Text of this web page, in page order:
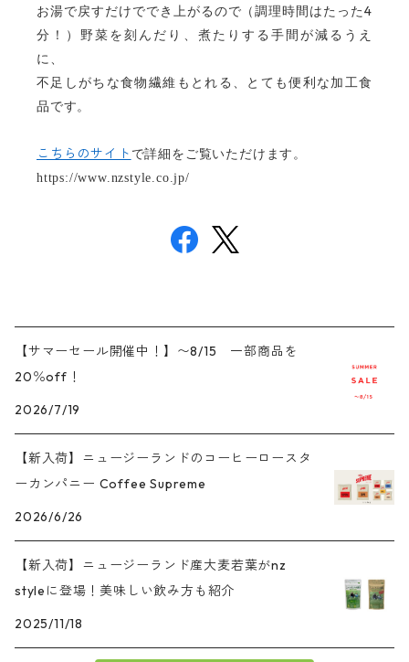
お湯で戻すだけででき上がるので（調理時間はたった4
分！）野菜を刻んだり、煮たりする手間が減るうえ
に、
不足しがちな食物繊維もとれる、とても便利な加工食
品です。
こちらのサイト で詳細をご覧いただけます。
https://www.nzstyle.co.jp/
【サマーセール開催中！】〜8/15 一部商品を
20％off！
2026/7/19
【新入荷】ニュージーランドのコーヒーロースタ
ーカンパニー Coffee Supreme
2026/6/26
【新入荷】ニュージーランド産大麦若葉がnz
styleに登場！美味しい飲み方も紹介
2025/11/18